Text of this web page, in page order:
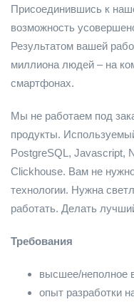
Присоединившись к
возможность
Результатом вашей
миллиона людей – на
смартфонах.
Мы не работаем под
продукты.
PostgreSQL, Javascript,
Clickhouse. Вам не
технологии. Нужна
работать. Делать
Требования
высшее/неполное
опыт разработки